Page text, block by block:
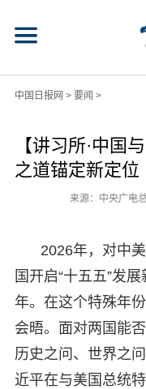
中国日报网 > 要闻 >
【讲习所·中国
之道锚定新定位
来源：中央广电
2026年，对中
国开启“十五五”发
年。在这个特殊年
会晤。面对两国能
历史之问、世界之
近平在与美国总统